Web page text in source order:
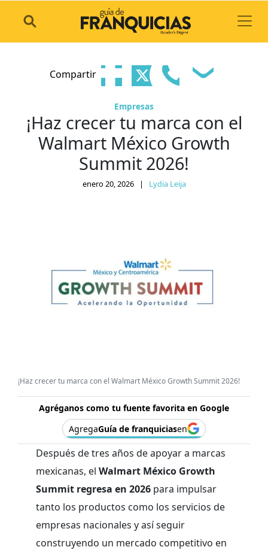
Compartir
Empresas
¡Haz crecer tu marca con el
Walmart México Growth
Summit 2026!
enero 20, 2026 | Lydia Leija
¡Haz crecer tu marca con el Walmart México Growth Summit 2026!
Agréganos como tu fuente favorita en Google
AgregaGuía de franquiciasen
Después de tres años de apoyar a marcas
mexicanas, el Walmart México Growth
Summit regresa en 2026 para impulsar
tanto los productos como los servicios de
empresas nacionales y así seguir
construyendo un mercado competitivo en